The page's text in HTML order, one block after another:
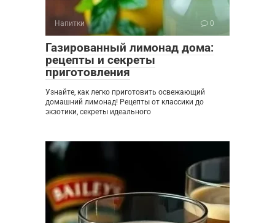
Напитки 0
Газированный лимонад дома:
рецепты и секреты
приготовления
Узнайте, как легко приготовить освежающий
домашний лимонад! Рецепты от классики до
экзотики, секреты идеального